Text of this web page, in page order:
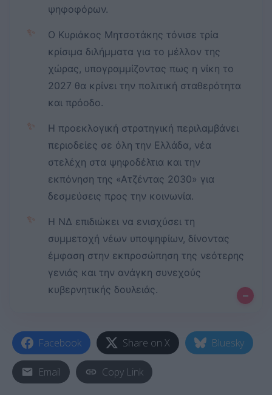
ψηφοφόρων.
✨
Ο Κυριάκος Μητσοτάκης τόνισε τρία
κρίσιμα διλήμματα για το μέλλον της
χώρας, υπογραμμίζοντας πως η νίκη το
2027 θα κρίνει την πολιτική σταθερότητα
και πρόοδο.
✨
Η προεκλογική στρατηγική περιλαμβάνει
περιοδείες σε όλη την Ελλάδα, νέα
στελέχη στα ψηφοδέλτια και την
εκπόνηση της «Ατζέντας 2030» για
δεσμεύσεις προς την κοινωνία.
✨
Η ΝΔ επιδιώκει να ενισχύσει τη
συμμετοχή νέων υποψηφίων, δίνοντας
έμφαση στην εκπροσώπηση της νεότερης
γενιάς και την ανάγκη συνεχούς
κυβερνητικής δουλειάς.
–
Facebook Share on X Bluesky
Email Copy Link